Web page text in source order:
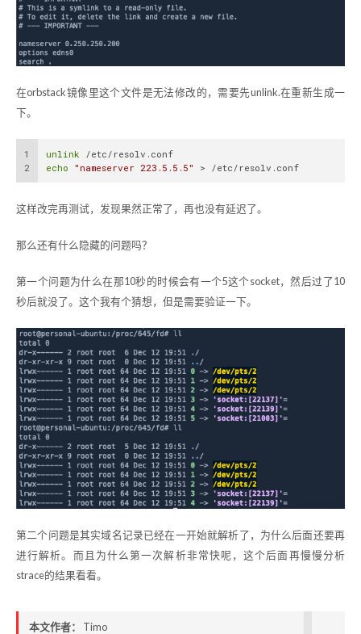
在orbstack镜像里这个文件是无法修改的，需要先unlink.在重新生成一
下。
1
2
unlink /etc/resolv.conf
echo
"nameserver 223.5.5.5" > /etc/resolv.conf
这样改完再测试，发现果然正常了，再也没有延迟了。
那么还有什么隐藏的问题吗？
第一个问题为什么在那10秒的时候会有一个5这个socket，然后过了10
秒后就没了。这个我有个猜想，但是需要验证一下。
第二个问题是其实域名记录已经在一开始就解析了，为什么后面还要再
进行解析。而且为什么第一次解析非常快呢，这个后面再慢慢分析
strace的结果看看。
本文作者： Timo